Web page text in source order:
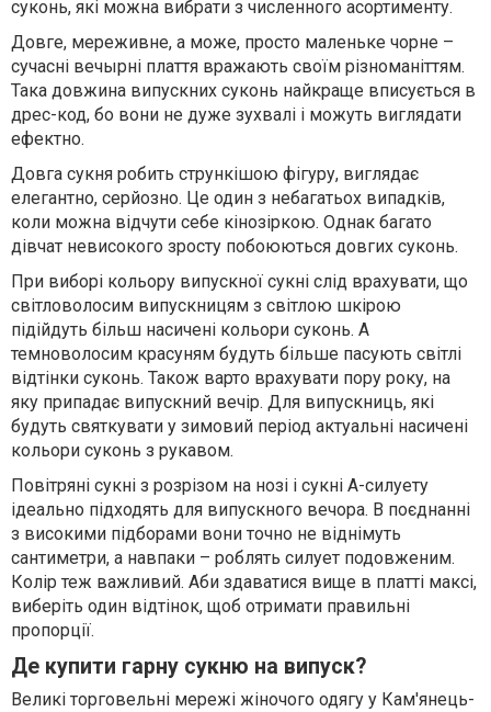
суконь, які можна вибрати з численного асортименту.
Довге, мереживне, а може, просто маленьке чорне –
сучасні вечырні плаття вражають своїм різноманіттям.
Така довжина випускних суконь найкраще вписується в
дрес-код, бо вони не дуже зухвалі і можуть виглядати
ефектно.
Довга сукня робить стрункішою фігуру, виглядає
елегантно, серйозно. Це один з небагатьох випадків,
коли можна відчути себе кінозіркою. Однак багато
дівчат невисокого зросту побоюються довгих суконь.
При виборі кольору випускної сукні слід врахувати, що
світловолосим випускницям з світлою шкірою
підійдуть більш насичені кольори суконь. А
темноволосим красуням будуть більше пасують світлі
відтінки суконь. Також варто врахувати пору року, на
яку припадає випускний вечір. Для випускниць, які
будуть святкувати у зимовий період актуальні насичені
кольори суконь з рукавом.
Повітряні сукні з розрізом на нозі і сукні А-силуету
ідеально підходять для випускного вечора. В поєднанні
з високими підборами вони точно не віднімуть
сантиметри, а навпаки – роблять силует подовженим.
Колір теж важливий. Аби здаватися вище в платті максі,
виберіть один відтінок, щоб отримати правильні
пропорції.
Де купити гарну сукню на випуск?
Великі торговельні мережі жіночого одягу у Кам'янець-